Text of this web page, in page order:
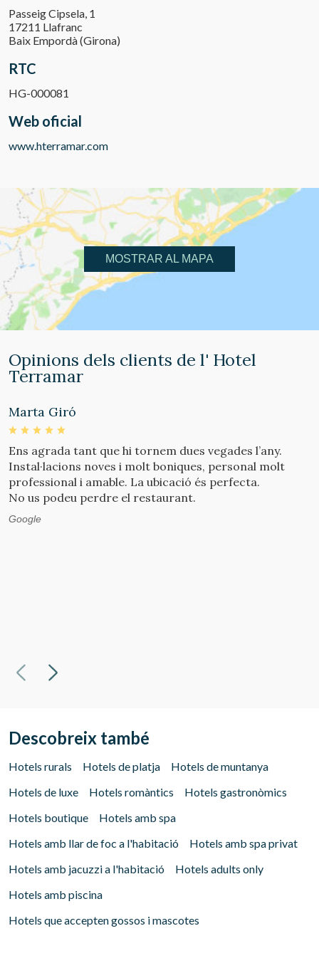
Gestionar la meva reserva
Passeig Cipsela, 1
17211 Llafranc
Baix Empordà (Girona)
RTC
HG-000081
Web oficial
www.hterramar.com
MOSTRAR AL MAPA
Opinions dels clients de l' Hotel
Terramar
Marta Giró
Ens agrada tant que hi tornem dues vegades l’any.
Instal·lacions noves i molt boniques, personal molt
professional i amable. La ubicació és perfecta.
No us podeu perdre el restaurant.
Google
Descobreix també
Hotels rurals Hotels de platja
Hotels de muntanya
Hotels de luxe
Hotels romàntics
Hotels gastronòmics
Hotels boutique
Hotels amb spa
Hotels amb llar de foc a l'habitació
Hotels amb spa privat
Hotels amb jacuzzi a l'habitació
Hotels adults only
Hotels amb piscina
Hotels que accepten gossos i mascotes